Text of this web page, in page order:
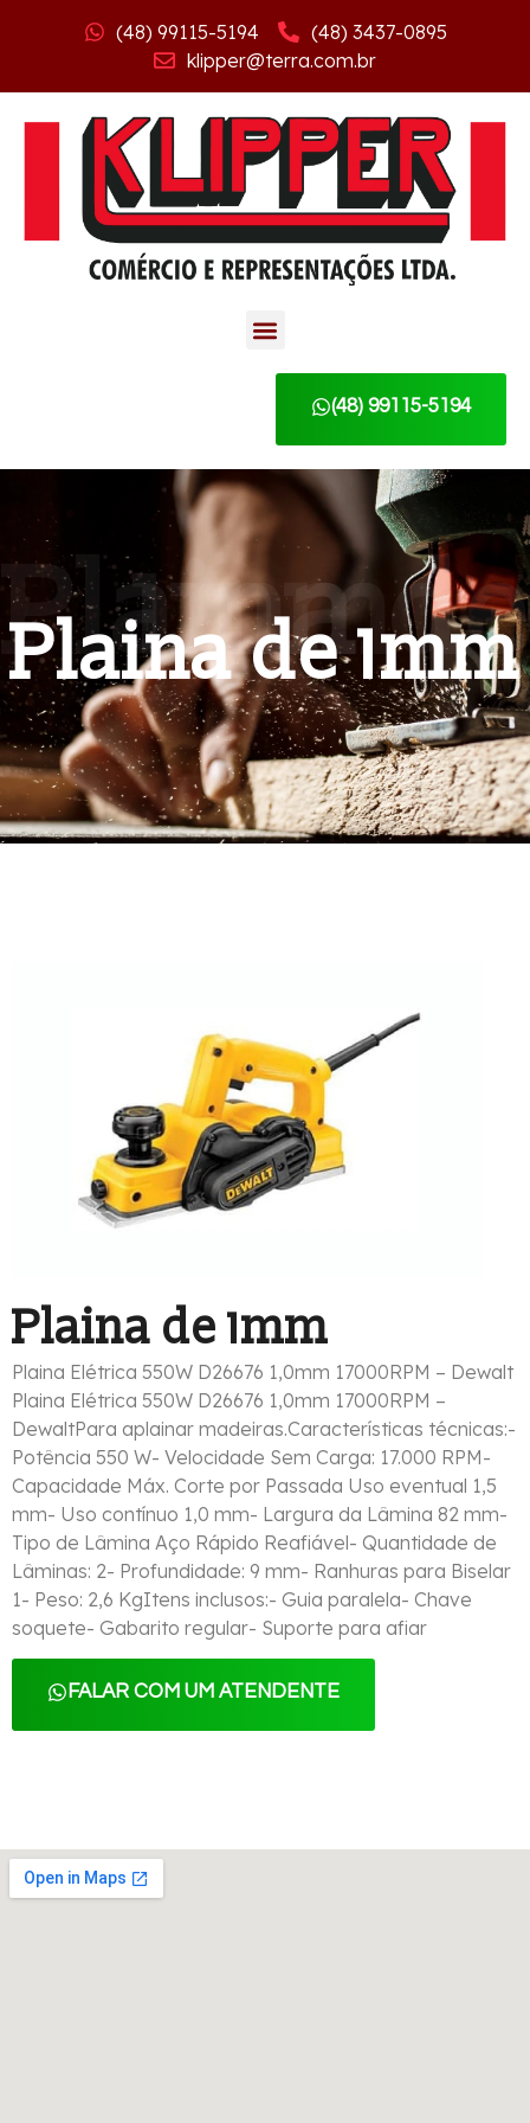
(48) 99115-5194
(48) 3437-0895
klipper@terra.com.br
(48) 99115-5194
Plaina de 1mm
Plaina de 1mm
Plaina de 1mm
Plaina Elétrica 550W D26676 1,0mm 17000RPM – Dewalt
Plaina Elétrica 550W D26676 1,0mm 17000RPM –
DewaltPara aplainar madeiras.Características técnicas:-
Potência 550 W- Velocidade Sem Carga: 17.000 RPM-
Capacidade Máx. Corte por Passada Uso eventual 1,5
mm- Uso contínuo 1,0 mm- Largura da Lâmina 82 mm-
Tipo de Lâmina Aço Rápido Reafiável- Quantidade de
Lâminas: 2- Profundidade: 9 mm- Ranhuras para Biselar
1- Peso: 2,6 KgItens inclusos:- Guia paralela- Chave
soquete- Gabarito regular- Suporte para afiar
FALAR COM UM ATENDENTE